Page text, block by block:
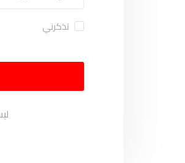
تذكرني